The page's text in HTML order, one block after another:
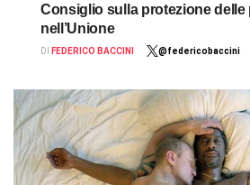
Consiglio sulla protezione
nell’Unione
DI FEDERICO BACCINI @federicobaccini